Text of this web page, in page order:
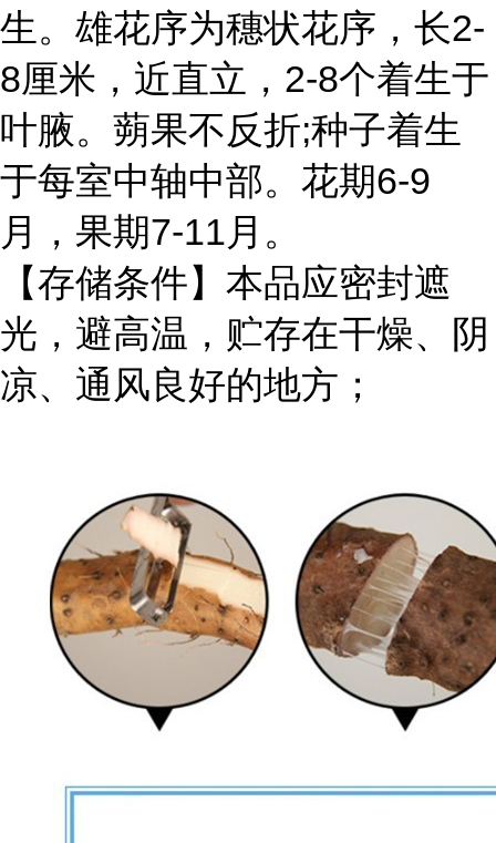
生。雄花序为穗状花序，长2-
8厘米，近直立，2-8个着生于
叶腋。蒴果不反折;种子着生
于每室中轴中部。花期6-9
月，果期7-11月。
【存储条件】本品应密封遮
光，避高温，贮存在干燥、阴
凉、通风良好的地方；